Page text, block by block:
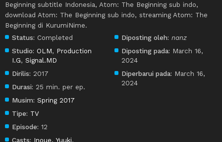
Beginning subtitle Indonesia, Atom: The Beginning sub indo,
download Atom: The Beginning sub indo, streaming Atom: The
Beginning di KurumiNime.
Status: Completed
Studio: OLM, Production
I.G, Signal.MD
Dirilis: 2017
Durasi: 25 min. per ep.
Musim: Spring 2017
Tipe: TV
Episode: 12
Casts: Inoue, Yuuki,
Diposting oleh: nanz
Diposting pada: March 16,
2024
Diperbarui pada: March 16,
2024